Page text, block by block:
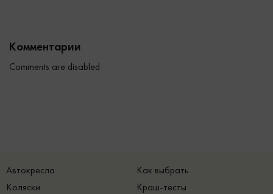
Комментарии
Comments are disabled
Автокресла
Коляски
Как выбрать
Краш-тесты